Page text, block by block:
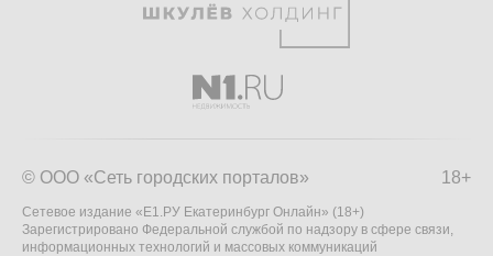
18+
© ООО «Сеть городских порталов»
Сетевое издание «Е1.РУ Екатеринбург Онлайн» (18+)
Зарегистрировано Федеральной службой по надзору в сфере связи,
информационных технологий и массовых коммуникаций